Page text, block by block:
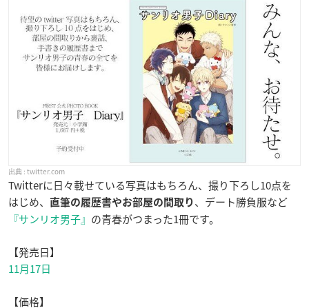
twitter.com
Twitterに日々載せている写真はもちろん、撮り下ろし10点を
はじめ、
直筆の履歴書やお部屋の間取り 、デート勝負服など
『サンリオ男子』 の青春がつまった1冊です。
【発売日】
11月17日
【価格】